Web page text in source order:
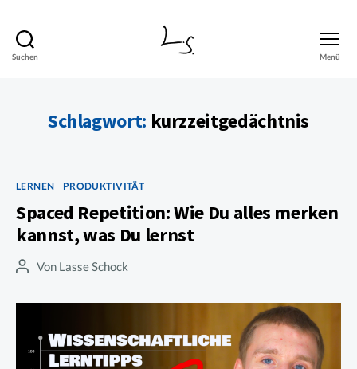
Suchen Menü
Schlagwort: kurzzeitgedächtnis
Kategorien
LERNEN PRODUKTIVITÄT
Spaced Repetition: Wie Du alles merken
kannst, was Du lernst
Beitragsautor
Von Lasse Schock